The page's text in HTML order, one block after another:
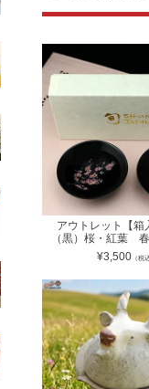
アウトレット【箱
（黒）桜・紅葉
¥3,500（税込